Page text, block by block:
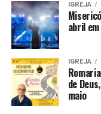
IGREJA
abril
IGREJA
de
maio